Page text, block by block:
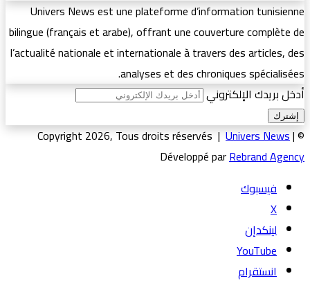
Univers News est une plateforme d’information tunisienne
bilingue (français et arabe), offrant une couverture complète de
l’actualité nationale et internationale à travers des articles, des
analyses et des chroniques spécialisées.
أدخل بريدك الإلكتروني
© Copyright 2026, Tous droits réservés |
Univers News|
Développé parRebrand Agency
فيسبوك
‫X
لينكدإن
‫YouTube
انستقرام